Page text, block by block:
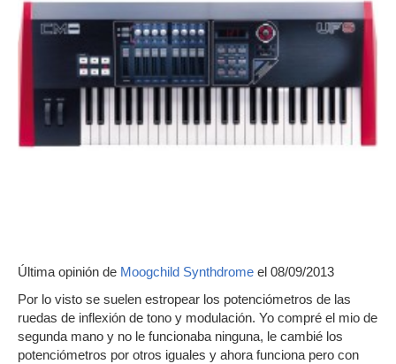
Última opinión de Moogchild Synthdrome el 08/09/2013
Por lo visto se suelen estropear los potenciómetros de las
ruedas de inflexión de tono y modulación. Yo compré el mio de
segunda mano y no le funcionaba ninguna, le cambié los
potenciómetros por otros iguales y ahora funciona pero con